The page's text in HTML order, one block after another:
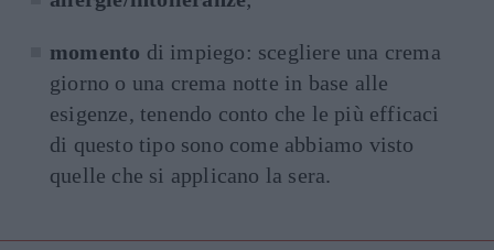
momento di impiego: scegliere una crema
giorno o una crema notte in base alle
esigenze, tenendo conto che le più efficaci
di questo tipo sono come abbiamo visto
quelle che si applicano la sera.